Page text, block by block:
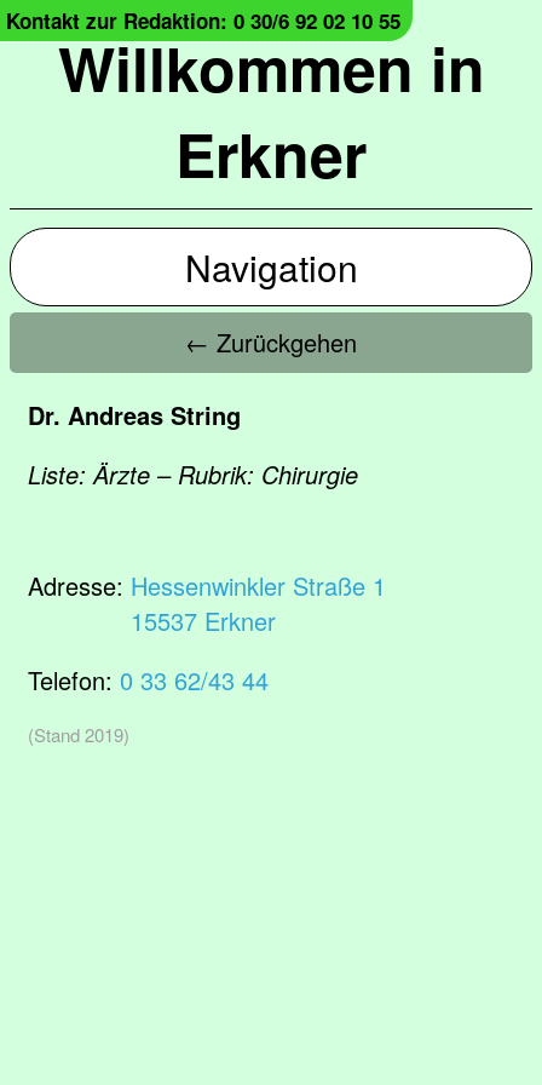
Willkommen in
Erkner
Kontakt zur Redaktion: 0 30/6 92 02 10 55
Navigation
← Zurückgehen
Dr. Andreas String
Liste: Ärzte – Rubrik: Chirurgie
Adresse: Hessenwinkler Straße 1
15537 Erkner
Telefon: 0 33 62/43 44
(Stand 2019)